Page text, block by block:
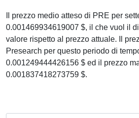
Il prezzo medio atteso di PRE per
0.001469934619007 $, il che vuol il
valore rispetto al prezzo attuale. Il
Presearch per questo periodo di
0.001249444426156 $ ed il prezzo
0.001837418273759 $.